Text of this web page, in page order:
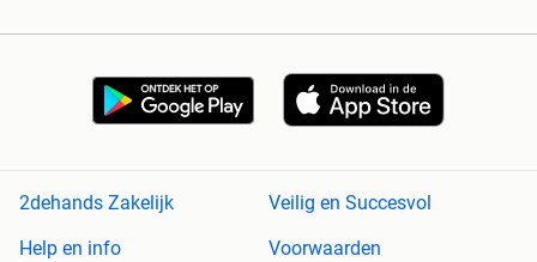
2dehands Zakelijk
Veilig en Succesvol
Help en info
Voorwaarden